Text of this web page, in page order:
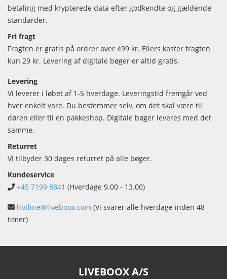
betaling med krypterede data efter godkendte og gældende
standarder.
Fri fragt
Fragten er gratis på ordrer over 499 kr. Ellers koster fragten
kun 29 kr. Levering af digitale bøger er altid gratis.
Levering
Vi leverer i løbet af 1-5 hverdage. Leveringstid fremgår ved
hver enkelt vare. Du bestemmer selv, om det skal være til
døren eller til en pakkeshop. Digitale bøger leveres med det
samme.
Returret
Vi tilbyder 30 dages returret på alle bøger.
Kundeservice
+45 7199 8841 (Hverdage 9.00 - 13.00)
hotline@liveboox.com (Vi svarer alle hverdage inden 48
timer)
LIVEBOOX A/S